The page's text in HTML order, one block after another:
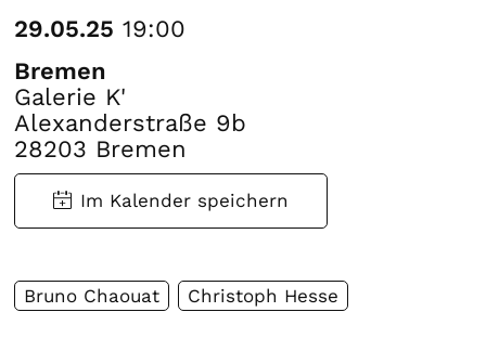
29.05.25 19:00
Bremen
Galerie K'
Alexanderstraße 9b
28203 Bremen
Bruno Chaouat Christoph Hesse